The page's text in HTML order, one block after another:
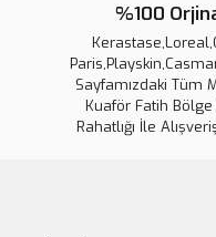
Ürün bilgilerinde
Ürün fiyatı diğer
Bu ürüne benzer farklı
%100
Sayfamızdaki Tüm
Kuaför Fatih
Rahatlığı İle